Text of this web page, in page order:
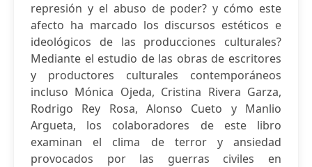
represión y el abuso de poder? y cómo este
afecto ha marcado los discursos estéticos e
ideológicos de las producciones culturales?
Mediante el estudio de las obras de escritores
y productores culturales contemporáneos
incluso Mónica Ojeda, Cristina Rivera Garza,
Rodrigo Rey Rosa, Alonso Cueto y Manlio
Argueta, los colaboradores de este libro
examinan el clima de terror y ansiedad
provocados por las guerras civiles en